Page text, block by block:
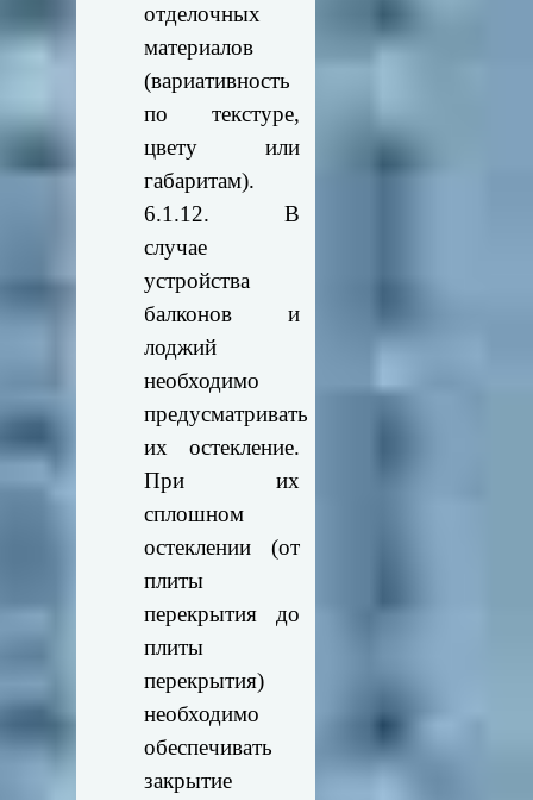
отделочных
материалов
(вариативность
по текстуре,
цвету или
габаритам).
6.1.12. В
случае
устройства
балконов и
лоджий
необходимо
предусматривать
их остекление.
При их
сплошном
остеклении (от
плиты
перекрытия до
плиты
перекрытия)
необходимо
обеспечивать
закрытие